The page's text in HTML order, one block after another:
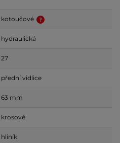
kotoučové
hydraulická
27
přední vidlice
63 mm
krosové
hliník